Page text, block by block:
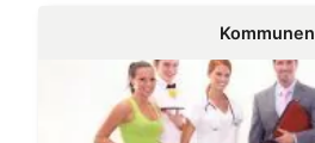
Kommunen